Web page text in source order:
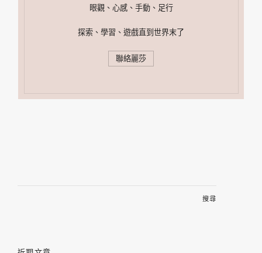
眼觀、心感、手動、足行
探索、學習、遊戲直到世界末了
聯絡麗莎